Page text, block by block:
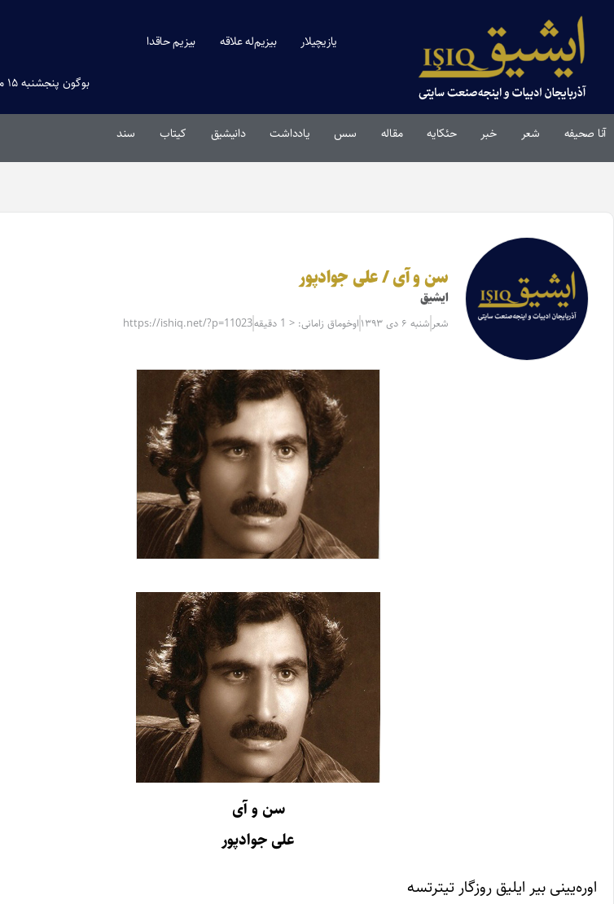
یازیچیلار بیزیم‌له علاقه بیزیم حاقدا
بوگون پنجشنبه ۱۵ مرداد ۱۴۰۵
آنا صحیفه شعر خبر حئکایه مقاله‌ سس یادداشت دانیشیق کیتاب سند
سن و آی / علی جوادپور
ایشیق
شعر شنبه ۶ دی ۱۳۹۳ اوخوماق زامانی: < 1 دقیقه https://ishiq.net/?p=11023
سن و آی
علی جوادپور
اوره‌یینی بیر ایلیق روزگار تیترتسه